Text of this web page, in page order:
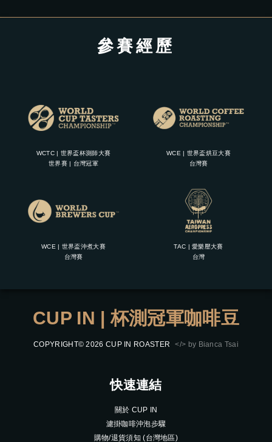
參賽經歷
WCTC | 世界盃杯測師大賽
世界賽 | 台灣冠軍
WCE | 世界盃烘豆大賽
台灣賽
WCE | 世界盃沖煮大賽
台灣賽
TAC | 愛樂壓大賽
台灣
CUP IN | 杯測冠軍咖啡豆
COPYRIGHT© 2026 CUP IN ROASTER </> by Bianca Tsai
快速連結
關於 CUP IN
濾掛咖啡沖泡步驟
購物/退貨須知 (台灣地區)